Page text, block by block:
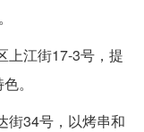
上江街17-3号，提
。
街34号，以烤串和